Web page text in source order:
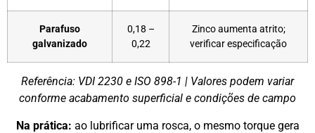
Parafuso
galvanizado
0,18 –
0,22
Zinco aumenta atrito;
verificar especificação
Referência: VDI 2230 e ISO 898-1 | Valores podem variar
conforme acabamento superficial e condições de campo
Na prática: ao lubrificar uma rosca, o mesmo torque gera